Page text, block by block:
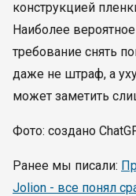
конструкцией
Наиболее
требование снять
даже не штраф, а
может заметить
Фото: создано
Ранее мы писали:
Jolion - все понял